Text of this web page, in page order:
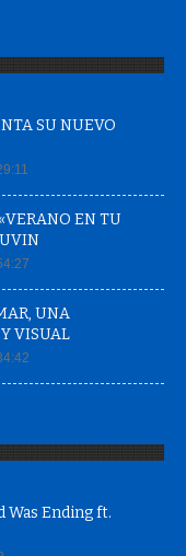
SU NUEVO
EN TU
UNA
VISUAL
Was Ending ft.